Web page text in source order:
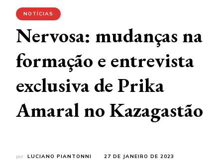
NOTÍCIAS
Nervosa: mudanças na
formação e entrevista
exclusiva de Prika
Amaral no Kazagastão
por LUCIANO PIANTONNI 27 DE JANEIRO DE 2023